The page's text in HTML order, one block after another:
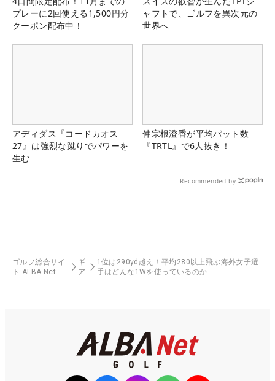
プレーに2回使える1,500円分
クーポン配布中！
ャフトで、ゴルフを異次元の
世界へ
アディダス『コードカオス
27』は強烈な蹴りでパワーを
生む
仲宗根澄香が平均パット数
『TRTL』で6人抜き！
Recommended by
ゴルフ総合サイ
ト ALBA Net
ギ
ア
1位は290yd越え！平均280以上飛ぶ海外女子選
手はどんな1Wを使っているのか